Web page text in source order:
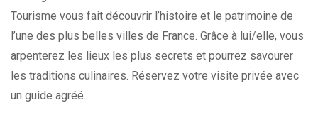
Tourisme vous fait découvrir l’histoire et le patrimoine de
l’une des plus belles villes de France. Grâce à lui/elle, vous
arpenterez les lieux les plus secrets et pourrez savourer
les traditions culinaires. Réservez votre visite privée avec
un guide agréé.